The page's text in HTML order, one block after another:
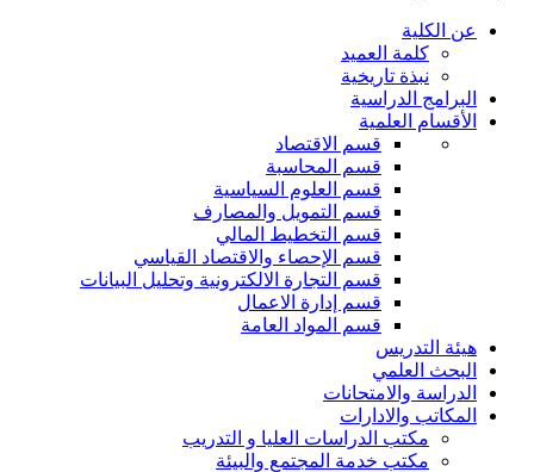
عن الكلية
كلمة العميد
نبذة تاريخية
البرامج الدراسية
الأقسام العلمية
قسم الاقتصاد
قسم المحاسبة
قسم العلوم السياسية
قسم التمويل والمصارف
قسم التخطيط المالي
قسم الإحصاء والاقتصاد القياسي
قسم التجارة الالكترونية وتحليل البيانات
قسم إدارة الاعمال
قسم المواد العامة
هيئة التدريس
البحث العلمي
الدراسة والامتحانات
المكاتب والادارات
مكتب الدراسات العليا و التدريب
مكتب خدمة المجتمع والبيئة